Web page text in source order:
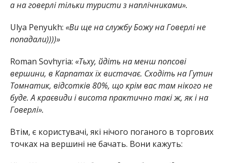
а на говерлі тільки туристи з наплічниками».
Ulya Penyukh: «Ви ще на службу Божу на Говерлі не
попадали))))»
Roman Sovhyria: «Тьху, йдіть на менш попсові
вершини, в Карпатах їх вистачає. Сходіть на Гутин
Томнатик, відсотків 80%, що крім вас там нікого не
буде. А краєвиди і висота практично такі ж, як і на
Говерлі».
Втім, є користувачі, які нічого поганого в торгових
точках на вершині не бачать. Вони кажуть: